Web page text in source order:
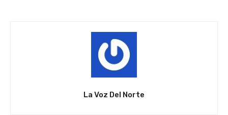
La Voz Del Norte